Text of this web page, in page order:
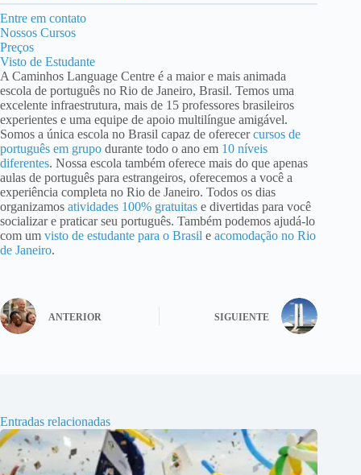
Entre em contato
Nossos Cursos
Preços
Visto de Estudante
A Caminhos Language Centre é a maior e mais animada
escola de português no Rio de Janeiro, Brasil. Temos uma
excelente infraestrutura, mais de 15 professores brasileiros
experientes e uma equipe de apoio multilíngue amigável.
Somos a única escola no Brasil capaz de oferecercursos de
português em grupo durante todo o ano em 10 níveis
diferentes. Nossa escola também oferece mais do que apenas
aulas de português para estrangeiros, oferecemos a você a
experiência completa no Rio de Janeiro. Todos os dias
organizamos atividades 100% gratuitas e divertidas para você
socializar e praticar seu português. Também podemos ajudá-lo
com um visto de estudante para o Brasil e acomodação no Rio
de Janeiro.
ANTERIOR SIGUIENTE
Entradas relacionadas